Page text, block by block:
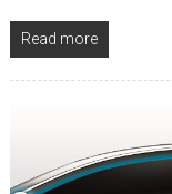
Read more